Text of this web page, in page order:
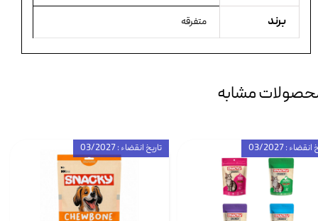
برند متفرقه
مشابه
تاریخ انقضاء : 03/2027 : 03/2027